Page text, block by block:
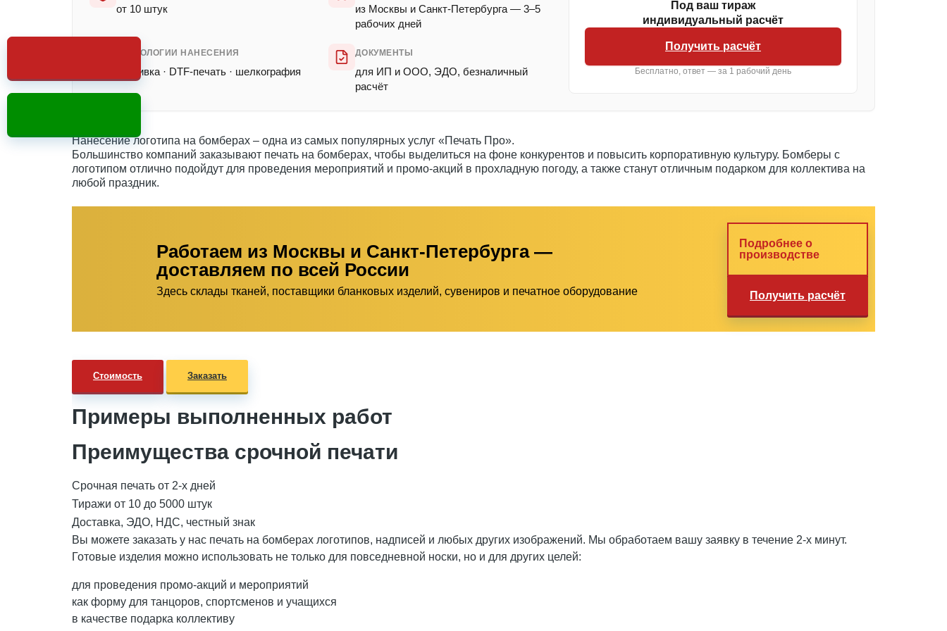
от 10 штук
из Москвы и Санкт-Петербурга — 3–5
рабочих дней
ТЕХНОЛОГИИ НАНЕСЕНИЯ
вышивка · DTF-печать · шелкография
ДОКУМЕНТЫ
для ИП и ООО, ЭДО, безналичный
расчёт
Под ваш тираж
индивидуальный расчёт
Получить расчёт
Бесплатно, ответ — за 1 рабочий день
Нанесение логотипа на бомберах – одна из самых популярных услуг «Печать Про».
Большинство компаний заказывают печать на бомберах, чтобы выделиться на фоне конкурентов и повысить корпоративную культуру. Бомберы с
логотипом отлично подойдут для проведения мероприятий и промо-акций в прохладную погоду, а также станут отличным подарком для коллектива на
любой праздник.
Работаем из Москвы и Санкт-Петербурга —
доставляем по всей России
Здесь склады тканей, поставщики бланковых изделий, сувениров и печатное оборудование
Подробнее о
производстве
Получить расчёт
Стоимость Заказать
Примеры выполненных работ
Преимущества срочной печати
Срочная печать от 2-х дней
Тиражи от 10 до 5000 штук
Доставка, ЭДО, НДС, честный знак
Вы можете заказать у нас печать на бомберах логотипов, надписей и любых других изображений. Мы обработаем вашу заявку в течение 2-х минут.
Готовые изделия можно использовать не только для повседневной носки, но и для других целей:
для проведения промо-акций и мероприятий
как форму для танцоров, спортсменов и учащихся
в качестве подарка коллективу